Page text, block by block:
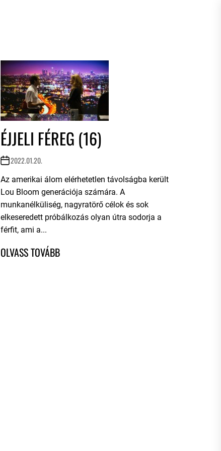
ÉJJELI FÉREG (16)
2022.01.20.
Az amerikai álom elérhetetlen távolságba került
Lou Bloom generációja számára. A
munkanélküliség, nagyratörő célok és sok
elkeseredett próbálkozás olyan útra sodorja a
férfit, ami a...